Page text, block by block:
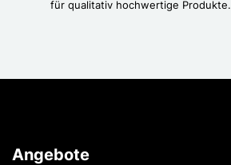
für qualitativ hochwertige Produkte.
Angebote